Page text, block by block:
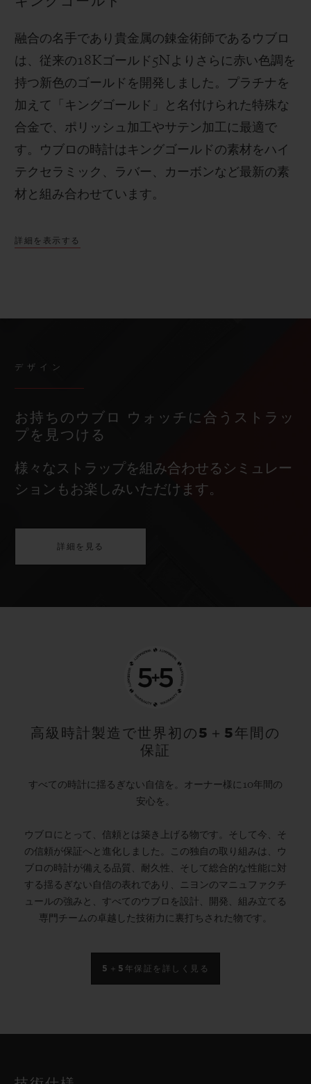
融合の名手であり貴金属の錬金術師であるウブロ
は、従来の18Kゴールド 5N よりさらに赤い色調を
持つ新色のゴールドを開発しました。プラチナを
加えて「キングゴールド」と名付けられた特殊な
合金で、ポリッシュ加工やサテン加工に最適で
す。 ウブロの時計はキングゴールドの素材をハイ
テクセラミック、ラバー、カーボンなど最新の素
材と組み合わせています。
詳細を表示する
デザイン
お持ちのウブロ ウォッチに合うストラッ
プを見つける
様々なストラップを組み合わせるシミュレー
ションもお楽しみいただけます。
詳細を見る
高級時計製造で世界初の5＋5年間の
保証
すべての時計に揺るぎない自信を。オーナー様に10年間の
安心を。
ウブロにとって、信頼とは築き上げる物です。そして今、そ
の信頼が保証へと進化しました。この独自の取り組みは、ウ
ブロの時計が備える品質、耐久性、そして総合的な性能に対
する揺るぎない自信の表れであり、ニヨンのマニュファクチ
ュールの強みと、すべてのウブロを設計、開発、組み立てる
専門チームの卓越した技術力に裏打ちされた物です。
5＋5年保証を詳しく見る